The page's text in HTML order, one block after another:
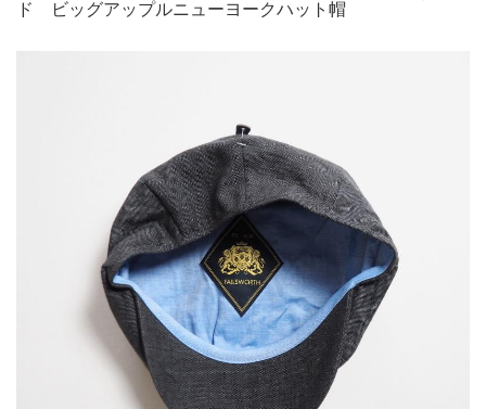
ド ビッグアップルニューヨークハット帽